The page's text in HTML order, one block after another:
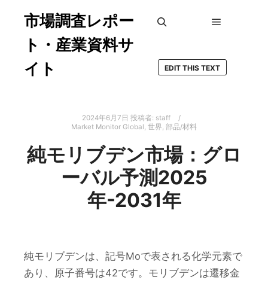
市場調査レポー
ト・産業資料サ
イト
EDIT THIS TEXT
2024年6月7日 投稿者: staff
Market Monitor Global, 世界, 部品/材料
純モリブデン市場：グロ
ーバル予測2025
年-2031年
純モリブデンは、記号Moで表される化学元素で
あり、原子番号は42です。モリブデンは遷移金